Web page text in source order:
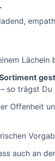
Lächeln
so trägst
Offenheit
auch an